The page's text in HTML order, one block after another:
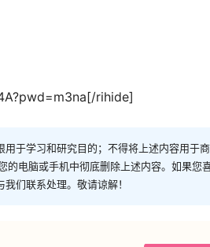
rihide]
于学习和研究目的；不得将上述内容用于
电脑或手机中彻底删除上述内容。如果您
们联系处理。敬请谅解！